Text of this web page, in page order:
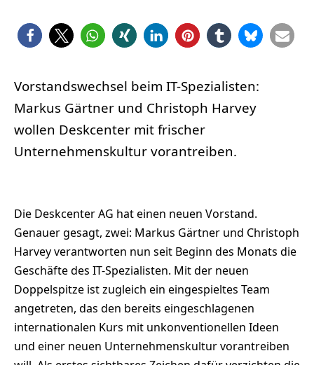
Vorstandswechsel beim IT-Spezialisten:
Markus Gärtner und Christoph Harvey
wollen Deskcenter mit frischer
Unternehmenskultur vorantreiben.
Die Deskcenter AG hat einen neuen Vorstand.
Genauer gesagt, zwei: Markus Gärtner und Christoph
Harvey verantworten nun seit Beginn des Monats die
Geschäfte des IT-Spezialisten. Mit der neuen
Doppelspitze ist zugleich ein eingespieltes Team
angetreten, das den bereits eingeschlagenen
internationalen Kurs mit unkonventionellen Ideen
und einer neuen Unternehmenskultur vorantreiben